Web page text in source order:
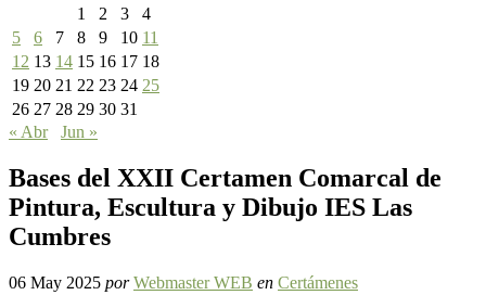
1
2 3
4
5
6 7 8 9 10 11
12 13 14 15 16 17 18
19 20 21 22 23 24 25
26 27 28 29 30 31
« Abr
Jun »
Bases del XXII Certamen Comarcal de
Pintura, Escultura y Dibujo IES Las
Cumbres
06 May 2025 por Webmaster WEB en Certámenes